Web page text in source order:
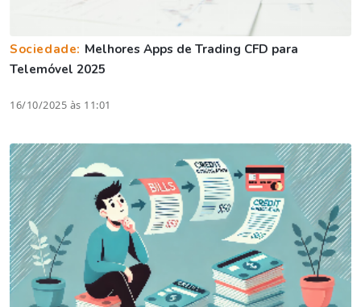
Sociedade: Melhores Apps de Trading CFD para
Telemóvel 2025
16/10/2025 às 11:01